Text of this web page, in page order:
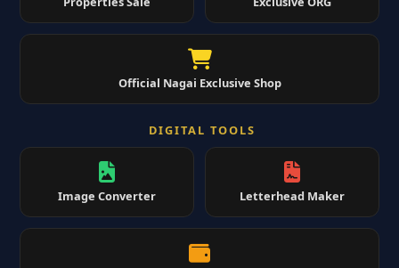
Official Nagai Exclusive Shop
DIGITAL TOOLS
Image Converter Letterhead Maker